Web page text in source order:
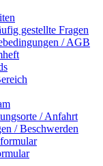
gestellte Fragen
/ AGB
/ Anfahrt
/ Beschwerden